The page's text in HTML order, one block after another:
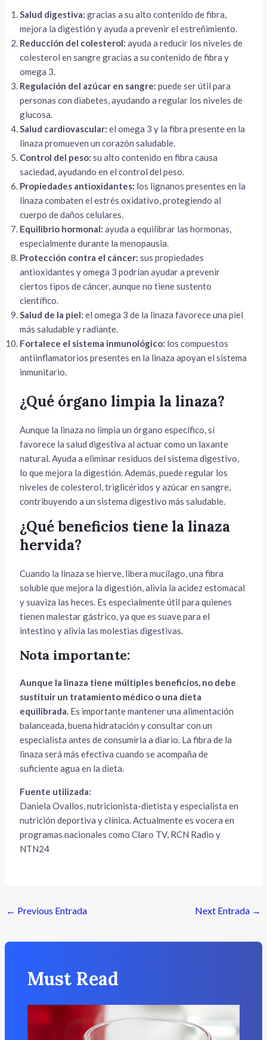
Salud digestiva: gracias a su alto contenido de fibra,
mejora la digestión y ayuda a prevenir el estreñimiento.
Reducción del colesterol: ayuda a reducir los niveles de
colesterol en sangre gracias a su contenido de fibra y
omega 3.
Regulación del azúcar en sangre: puede ser útil para
personas con diabetes, ayudando a regular los niveles de
glucosa.
Salud cardiovascular: el omega 3 y la fibra presente en la
linaza promueven un corazón saludable.
Control del peso: su alto contenido en fibra causa
saciedad, ayudando en el control del peso.
Propiedades antioxidantes: los lignanos presentes en la
linaza combaten el estrés oxidativo, protegiendo al
cuerpo de daños celulares.
Equilibrio hormonal: ayuda a equilibrar las hormonas,
especialmente durante la menopausia.
Protección contra el cáncer: sus propiedades
antioxidantes y omega 3 podrían ayudar a prevenir
ciertos tipos de cáncer, aunque no tiene sustento
científico.
Salud de la piel: el omega 3 de la linaza favorece una piel
más saludable y radiante.
Fortalece el sistema inmunológico: los compuestos
antiinflamatorios presentes en la linaza apoyan el sistema
inmunitario.
¿Qué órgano limpia la linaza?
Aunque la linaza no limpia un órgano específico, sí
favorece la salud digestiva al actuar como un laxante
natural. Ayuda a eliminar residuos del sistema digestivo,
lo que mejora la digestión. Además, puede regular los
niveles de colesterol, triglicéridos y azúcar en sangre,
contribuyendo a un sistema digestivo más saludable.
¿Qué beneficios tiene la linaza
hervida?
Cuando la linaza se hierve, libera mucílago, una fibra
soluble que mejora la digestión, alivia la acidez estomacal
y suaviza las heces. Es especialmente útil para quienes
tienen malestar gástrico, ya que es suave para el
intestino y alivia las molestias digestivas.
Nota importante:
Aunque la linaza tiene múltiples beneficios, no debe
sustituir un tratamiento médico o una dieta
equilibrada. Es importante mantener una alimentación
balanceada, buena hidratación y consultar con un
especialista antes de consumirla a diario. La fibra de la
linaza será más efectiva cuando se acompaña de
suficiente agua en la dieta.
Fuente utilizada:
Daniela Ovallos, nutricionista-dietista y especialista en
nutrición deportiva y clínica. Actualmente es vocera en
programas nacionales como Claro TV, RCN Radio y
NTN24
← Previous Entrada Next Entrada →
Must Read